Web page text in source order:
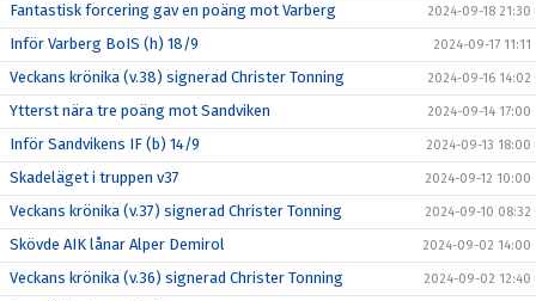
Fantastisk forcering gav en poäng mot Varberg 2024-09-18 21:30
Inför Varberg BoIS (h) 18/9 2024-09-17 11:11
Veckans krönika (v.38) signerad Christer Tonning 2024-09-16 14:02
Ytterst nära tre poäng mot Sandviken 2024-09-14 17:00
Inför Sandvikens IF (b) 14/9 2024-09-13 18:00
Skadeläget i truppen v37 2024-09-12 10:00
Veckans krönika (v.37) signerad Christer Tonning 2024-09-10 08:32
Skövde AIK lånar Alper Demirol 2024-09-02 14:00
Veckans krönika (v.36) signerad Christer Tonning 2024-09-02 12:40